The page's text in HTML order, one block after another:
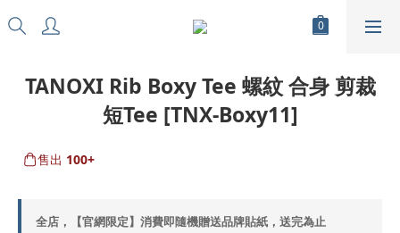
TANOXI Rib Boxy Tee 螺紋 合身 剪裁
短Tee [TNX-Boxy11]
售出 100+
全店，【官網限定】消費即隨機贈送品牌貼紙，送完為止